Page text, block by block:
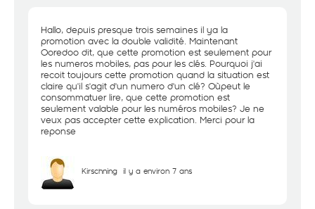
Hallo, depuis presque trois semaines il ya la
promotion avec la double validité. Maintenant
Ooredoo dit, que cette promotion est seulement pour
les numeros mobiles, pas pour les clés. Pourquoi j'ai
recoit toujours cette promotion quand la situation est
claire qu'il s'agit d'un numero d'un clé? Oùpeut le
consommatuer lire, que cette promotion est
seulement valable pour les numéros mobiles? Je ne
veux pas accepter cette explication. Merci pour la
reponse
Kirschning il y a environ 7 ans